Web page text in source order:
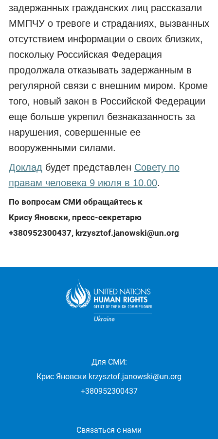
задержанных гражданских лиц рассказали
ММПЧУ о тревоге и страданиях, вызванных
отсутствием информации о своих близких,
поскольку Российская Федерация
продолжала отказывать задержанным в
регулярной связи с внешним миром. Кроме
того, новый закон в Российской Федерации
еще больше укрепил безнаказанность за
нарушения, совершенные ее
вооруженными силами.
Доклад будет представлен Совету по
правам человека 9 июля в 10.00.
По вопросам СМИ обращайтесь к
Крису Яновски, пресс-секретарю
+380952300437, krzysztof.janowski@un.org
Для СМИ:
Крис Яновски krzysztof.janowski@un.org
+380952300437
Связаться с нами